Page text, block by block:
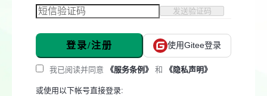
发送验证码
登录/注册 使用Gitee登录
我已阅读并同意 《服务条例》 和 《隐私声明》
或使用以下帐号直接登录: